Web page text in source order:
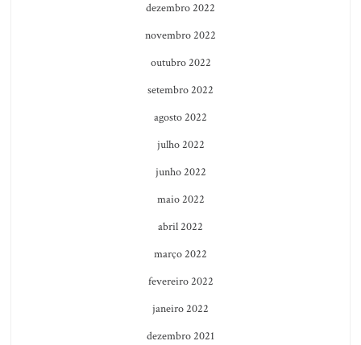
dezembro 2022
novembro 2022
outubro 2022
setembro 2022
agosto 2022
julho 2022
junho 2022
maio 2022
abril 2022
março 2022
fevereiro 2022
janeiro 2022
dezembro 2021